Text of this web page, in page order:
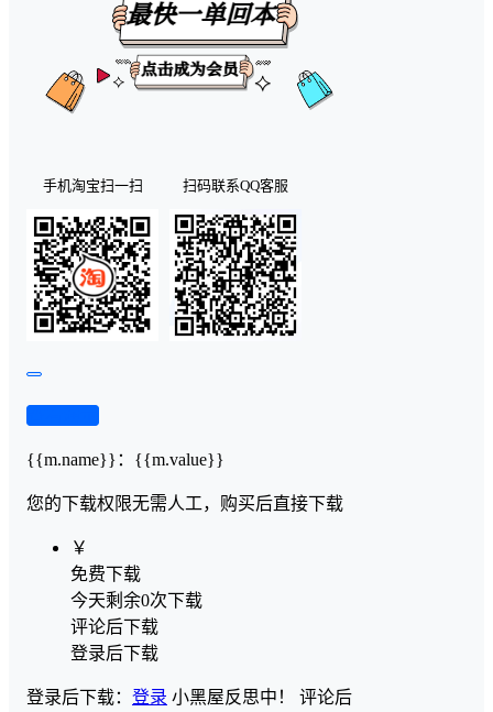
手机淘宝扫一扫 扫码联系QQ客服
{{m.name}} ： {{m.value}}
您的下载权限无需人工，购买后直接下载
￥
免费下载
今天剩余0次下载
评论后下载
登录后下载
登录后下载： 登录 小黑屋反思中！ 评论后